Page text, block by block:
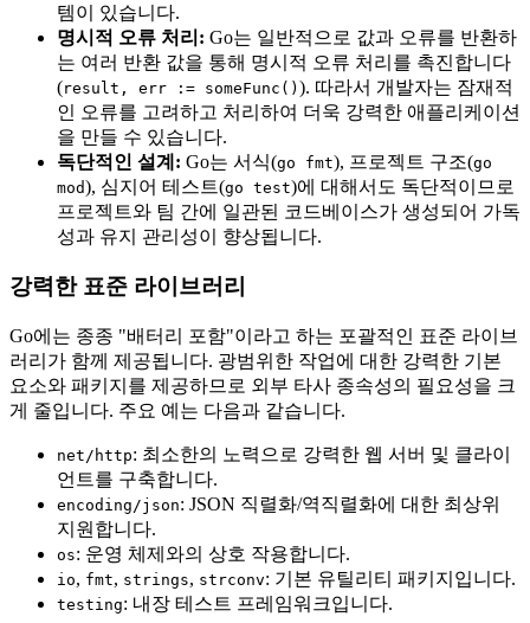
템이 있습니다.
명시적 오류 처리: Go는 일반적으로 값과 오류를 반환하
는 여러 반환 값을 통해 명시적 오류 처리를 촉진합니다
(result, err := someFunc() ). 따라서 개발자는 잠재적
인 오류를 고려하고 처리하여 더욱 강력한 애플리케이션
을 만들 수 있습니다.
독단적인 설계: Go는 서식(go fmt), 프로젝트 구조(go
mod), 심지어 테스트(go test)에 대해서도 독단적이므로
프로젝트와 팀 간에 일관된 코드베이스가 생성되어 가독
성과 유지 관리성이 향상됩니다.
강력한 표준 라이브러리
Go에는 종종 "배터리 포함"이라고 하는 포괄적인 표준 라이브
러리가 함께 제공됩니다. 광범위한 작업에 대한 강력한 기본
요소와 패키지를 제공하므로 외부 타사 종속성의 필요성을 크
게 줄입니다. 주요 예는 다음과 같습니다.
net/http: 최소한의 노력으로 강력한 웹 서버 및 클라이
언트를 구축합니다.
encoding/json: JSON 직렬화/역직렬화에 대한 최상위
지원합니다.
os: 운영 체제와의 상호 작용합니다.
io, fmt, strings, strconv: 기본 유틸리티 패키지입니다.
testing: 내장 테스트 프레임워크입니다.